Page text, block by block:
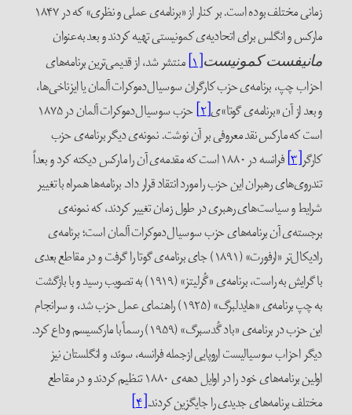
زمانی مختلف بوده است. بر کنار از «برنامه‌ی عملی و نظری» که در ۱۸۴۷
مارکس و انگلس برای اتحادیه‌ی کمونیستی تهیه کردند و بعد به‌عنوان
مانیفست کمونیست[۱] منتشر شد، از قدیمی‌ترین برنامه‌های
احزاب چپ، برنامه‌ی حزب کارگران سوسیال‌دموکرات آلمان یا ایزناخی‌ها،
و بعد از آن «برنامه‌ی گوتا»ی[۲]
حزب سوسیال‌دموکرات آلمان در ۱۸۷۵
است که مارکس نقد معروفی بر آن نوشت. نمونه‌ی دیگر برنامه‌ی حزب
کارگر[۳]
فرانسه در ۱۸۸۰ است که مقدمه‌ی آن را مارکس دیکته کرد و بعداً
تند‌روی‌های رهبران این حزب را مورد انتقاد قرار داد. برنامه‌ها همراه با تغییر
شرایط و سیاست‌های رهبری در طول زمان تغییر کردند، که نمونه‌ی
برجسته‌ی آن برنامه‌های حزب سوسیال‌دموکرات آلمان است؛ برنامه‌ی
رادیکال‌تر «ارفورت» (۱۸۹۱) جای برنامه‌ی گوتا را گرفت و در مقاطع بعدی
با گرایش به راست، برنامه‌ی «گُرلیتز» (۱۹۱۹) به تصویب رسید و با بازگشت
به چپ برنامه‌ی «‌هایدلبرگ» (۱۹۲۵) راهنمای عمل حزب شد، و سرانجام
این حزب در برنامه‌ی «باد گُدسبرگ» (۱۹۵۹) رسماً با مارکسیسم وداع کرد.
دیگر احزاب سوسیالیست اروپایی ازجمله فرانسه، سوئد، و انگلستان نیز
اولین برنامه‌های خود را در اوایل دهه‌ی ۱۸۸۰ تنظیم کردند و در مقاطع
مختلف برنامه‌های جدیدی را جایگزین کردند.[۴]